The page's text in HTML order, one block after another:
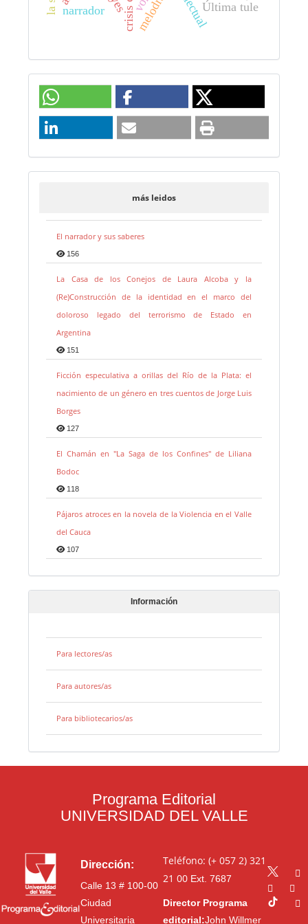
Última tule
narrador
más leidos
El narrador y sus saberes
156
La Casa de los Conejos de Laura Alcoba y la
(Re)Construcción de la identidad en el marco del
doloroso legado del terrorismo de Estado en
Argentina
151
Ficción especulativa a orillas del Río de la Plata: el
nacimiento de un género en tres cuentos de Jorge Luis
Borges
127
El Chamán en "La Saga de los Confines" de Liliana
Bodoc
118
Pájaros atroces en la novela de la Violencia en el Valle
del Cauca
107
Información
Para lectores/as
Para autores/as
Para bibliotecarios/as
Programa Editorial
UNIVERSIDAD DEL VALLE
Dirección:
Calle 13 # 100-00
Ciudad
Universitaria
Teléfono: (+ 057 2) 321
21 00Ext. 7687
Director Programa
editorial:John Willmer